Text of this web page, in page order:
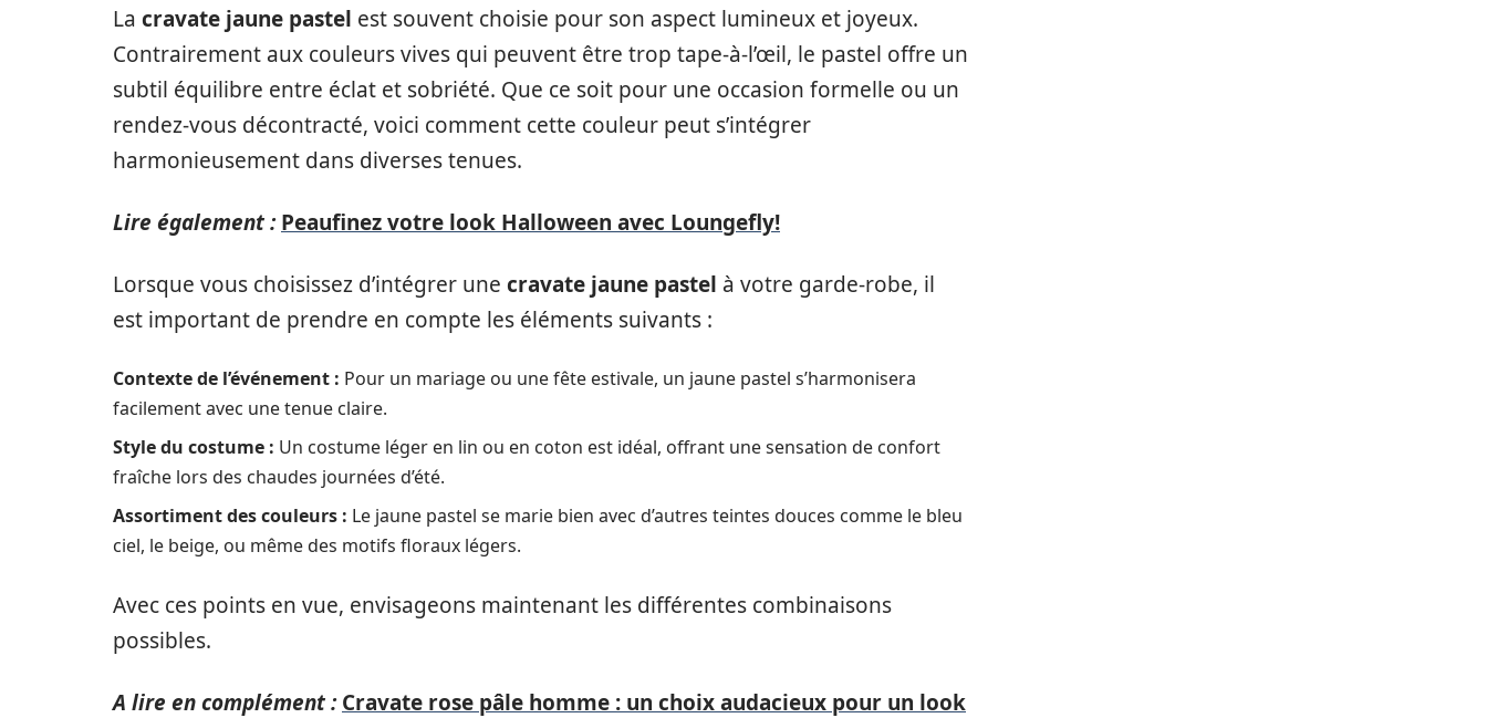
La cravate jaune pastel est souvent choisie pour son aspect lumineux et joyeux.
Contrairement aux couleurs vives qui peuvent être trop tape-à-l’œil, le pastel offre un
subtil équilibre entre éclat et sobriété. Que ce soit pour une occasion formelle ou un
rendez-vous décontracté, voici comment cette couleur peut s’intégrer
harmonieusement dans diverses tenues.
Lire également : Peaufinez votre look Halloween avec Loungefly!
Lorsque vous choisissez d’intégrer une cravate jaune pastel à votre garde-robe, il
est important de prendre en compte les éléments suivants :
Contexte de l’événement : Pour un mariage ou une fête estivale, un jaune pastel s’harmonisera
facilement avec une tenue claire.
Style du costume : Un costume léger en lin ou en coton est idéal, offrant une sensation de confort
fraîche lors des chaudes journées d’été.
Assortiment des couleurs : Le jaune pastel se marie bien avec d’autres teintes douces comme le bleu
ciel, le beige, ou même des motifs floraux légers.
Avec ces points en vue, envisageons maintenant les différentes combinaisons
possibles.
A lire en complément : Cravate rose pâle homme : un choix audacieux pour un look